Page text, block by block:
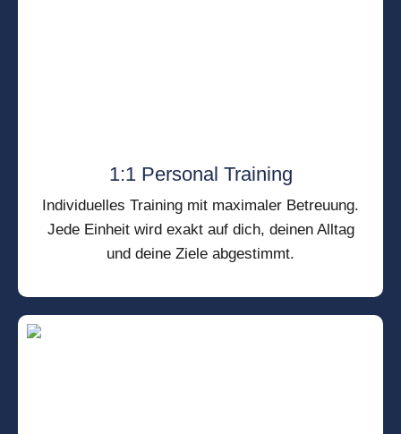
1:1 Personal Training
Individuelles Training mit maximaler Betreuung.
Jede Einheit wird exakt auf dich, deinen Alltag
und deine Ziele abgestimmt.